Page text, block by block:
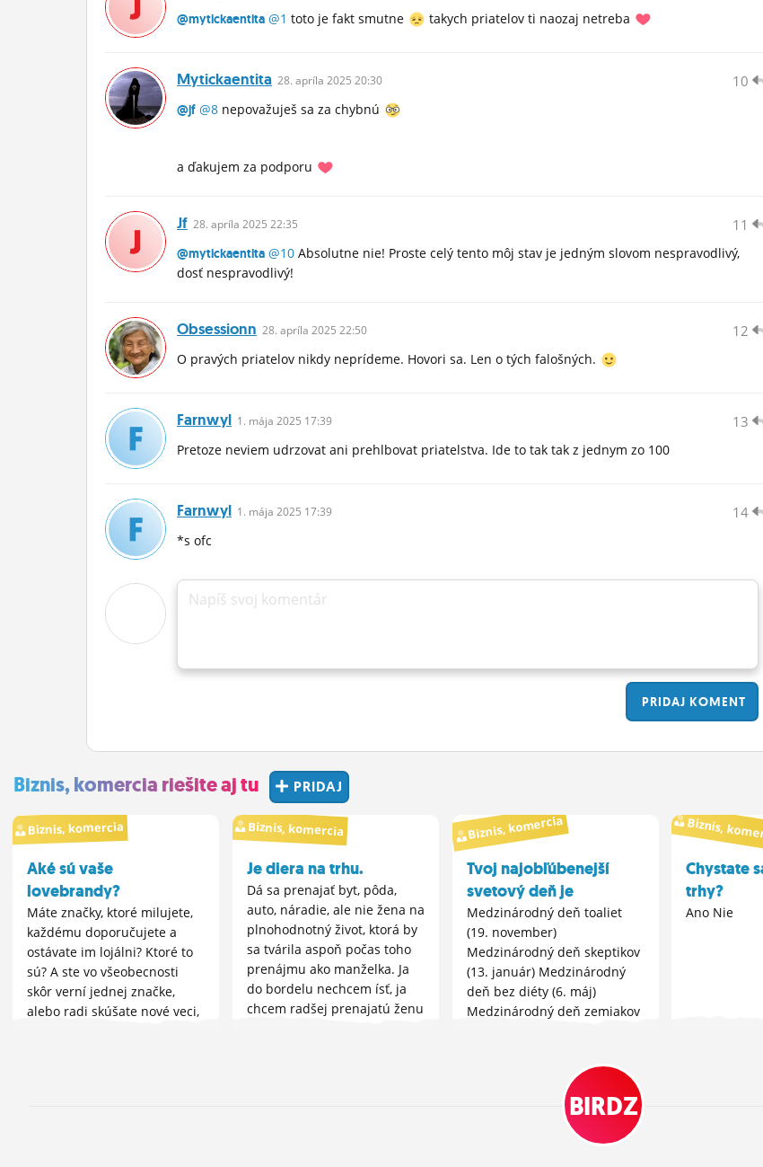
@mytickaentita @1 toto je fakt smutne takych priatelov ti naozaj netreba
10
Mytickaentita 28. apríla 2025 20:30
@jf @8 nepovažuješ sa za chybnú
a ďakujem za podporu
11
Jf 28. apríla 2025 22:35
@mytickaentita @10 Absolutne nie! Proste celý tento môj stav je jedným slovom nespravodlivý,
dosť nespravodlivý!
12
Obsessionn 28. apríla 2025 22:50
O pravých priatelov nikdy neprídeme. Hovori sa. Len o tých falošných.
13
Farnwyl 1. mája 2025 17:39
Pretoze neviem udrzovat ani prehlbovat priatelstva. Ide to tak tak z jednym zo 100
14
Farnwyl 1. mája 2025 17:39
*s ofc
Napíš svoj komentár
PRIDAJ KOMENT
Biznis, komercia riešite aj tu PRIDAJ
Biznis, komercia
Aké sú vaše
lovebrandy?
Máte značky, ktoré milujete,
každému doporučujete a
ostávate im lojálni? Ktoré to
sú? A ste vo všeobecnosti
skôr verní jednej značke,
alebo radi skúšate nové veci,
Biznis, komercia
Je diera na trhu.
Dá sa prenajať byt, pôda,
auto, náradie, ale nie žena na
plnohodnotný život, ktorá by
sa tvárila aspoň počas toho
prenájmu ako manželka. Ja
do bordelu nechcem ísť, ja
chcem radšej prenajatú ženu
Biznis, komercia
Tvoj najobľúbenejší
svetový deň je
Medzinárodný deň toaliet
(19. november)
Medzinárodný deň skeptikov
(13. január) Medzinárodný
deň bez diéty (6. máj)
Medzinárodný deň zemiakov
Biznis,
Chystate
trhy?
Ano Nie
BIRDZ